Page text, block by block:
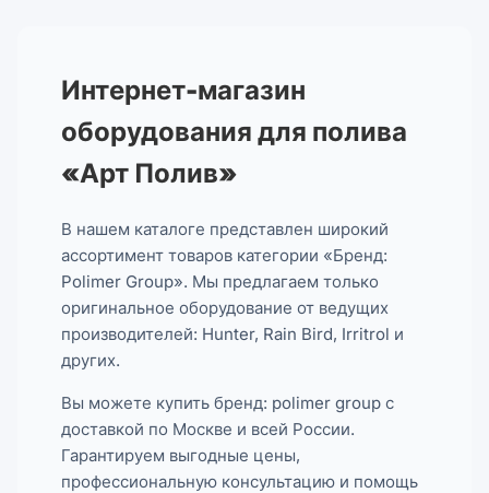
Интернет-магазин
оборудования для полива
«Арт Полив»
В нашем каталоге представлен широкий
ассортимент товаров категории «Бренд:
Polimer Group». Мы предлагаем только
оригинальное оборудование от ведущих
производителей: Hunter, Rain Bird, Irritrol и
других.
Вы можете купить бренд: polimer group с
доставкой по Москве и всей России.
Гарантируем выгодные цены,
профессиональную консультацию и помощь